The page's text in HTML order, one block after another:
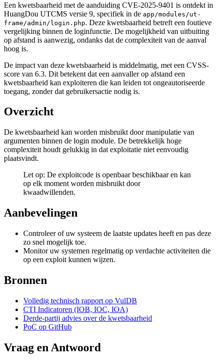
Een kwetsbaarheid met de aanduiding CVE-2025-9401 is ontdekt in
HuangDou UTCMS versie 9, specifiek in de app/modules/ut-
frame/admin/login.php. Deze kwetsbaarheid betreft een foutieve
vergelijking binnen de loginfunctie. De mogelijkheid van uitbuiting
op afstand is aanwezig, ondanks dat de complexiteit van de aanval
hoog is.
De impact van deze kwetsbaarheid is middelmatig, met een CVSS-
score van 6.3. Dit betekent dat een aanvaller op afstand een
kwetsbaarheid kan exploiteren die kan leiden tot ongeautoriseerde
toegang, zonder dat gebruikersactie nodig is.
Overzicht
De kwetsbaarheid kan worden misbruikt door manipulatie van
argumenten binnen de login module. De betrekkelijk hoge
complexiteit houdt gelukkig in dat exploitatie niet eenvoudig
plaatsvindt.
Let op: De exploitcode is openbaar beschikbaar en kan
op elk moment worden misbruikt door
kwaadwillenden.
Aanbevelingen
Controleer of uw systeem de laatste updates heeft en pas deze
zo snel mogelijk toe.
Monitor uw systemen regelmatig op verdachte activiteiten die
op een exploit kunnen wijzen.
Bronnen
Volledig technisch rapport op VulDB
CTI Indicatoren (IOB, IOC, IOA)
Derde-partij advies over de kwetsbaarheid
PoC op GitHub
Vraag en Antwoord